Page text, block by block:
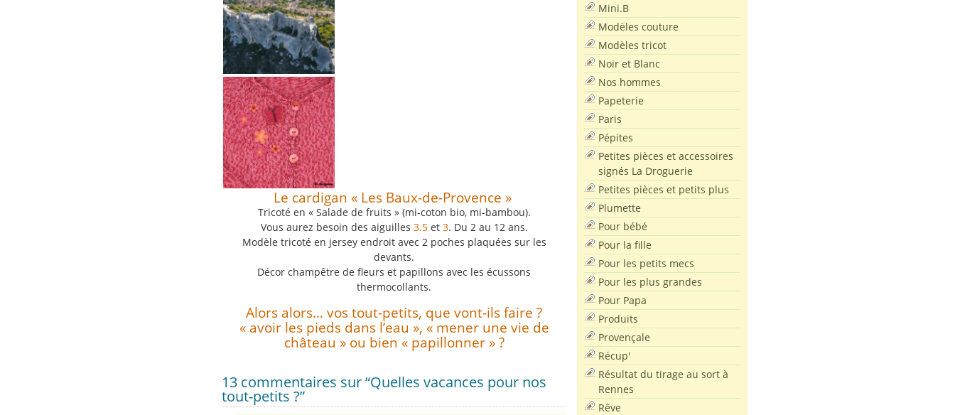
Le cardigan « Les Baux-de-Provence »
Tricoté en « Salade de fruits » (mi-coton bio, mi-bambou).
Vous aurez besoin des aiguilles 3.5et 3. Du 2 au 12 ans.
Modèle tricoté en jersey endroit avec 2 poches plaquées sur les
devants.
Décor champêtre de fleurs et papillons avec les écussons
thermocollants.
Alors alors… vos tout-petits, que vont-ils faire ?
« avoir les pieds dans l’eau », « mener une vie de
château » ou bien « papillonner » ?
13 commentaires sur “Quelles vacances pour nos
tout-petits ?”
Mini.B
Modèles couture
Modèles tricot
Noir et Blanc
Nos hommes
Papeterie
Paris
Pépites
Petites pièces et accessoires
signés La Droguerie
Petites pièces et petits plus
Plumette
Pour bébé
Pour la fille
Pour les petits mecs
Pour les plus grandes
Pour Papa
Produits
Provençale
Récup'
Résultat du tirage au sort à
Rennes
Rêve